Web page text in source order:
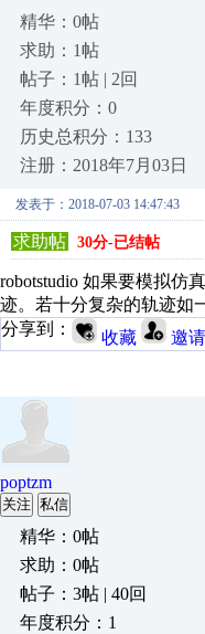
精华：0帖
求助：1帖
帖子：1帖 | 2回
年度积分：0
历史总积分：133
注册：2018年7月03日
发表于：2018-07-03 14:47:43
求助帖 30分-已结帖
robotstudio 如果要模拟仿
迹。若十分复杂的轨迹如
分享到：
收藏 邀
poptzm
关注 私信
精华：0帖
求助：0帖
帖子：3帖 | 40回
年度积分：1